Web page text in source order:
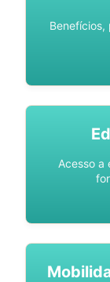
Benefícios,
Acesso a